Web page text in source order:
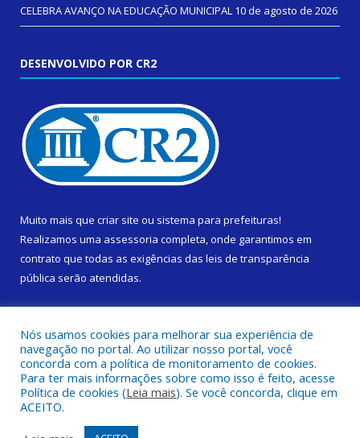
CELEBRA AVANÇO NA EDUCAÇÃO MUNICIPAL 10 de agosto de 2026
DESENVOLVIDO POR CR2
Muito mais que criar site ou sistema para prefeituras!
Realizamos uma assessoria completa, onde garantimos em
contrato que todas as exigências das leis de transparência
pública serão atendidas.
Todos os direitos reservados a Prefeitura Municipal de Cametá.
Nós usamos cookies para melhorar sua experiência de
navegação no portal. Ao utilizar nosso portal, você
concorda com a política de monitoramento de cookies.
Para ter mais informações sobre como isso é feito, acesse
Política de cookies (Leia mais). Se você concorda, clique em
ACEITO.